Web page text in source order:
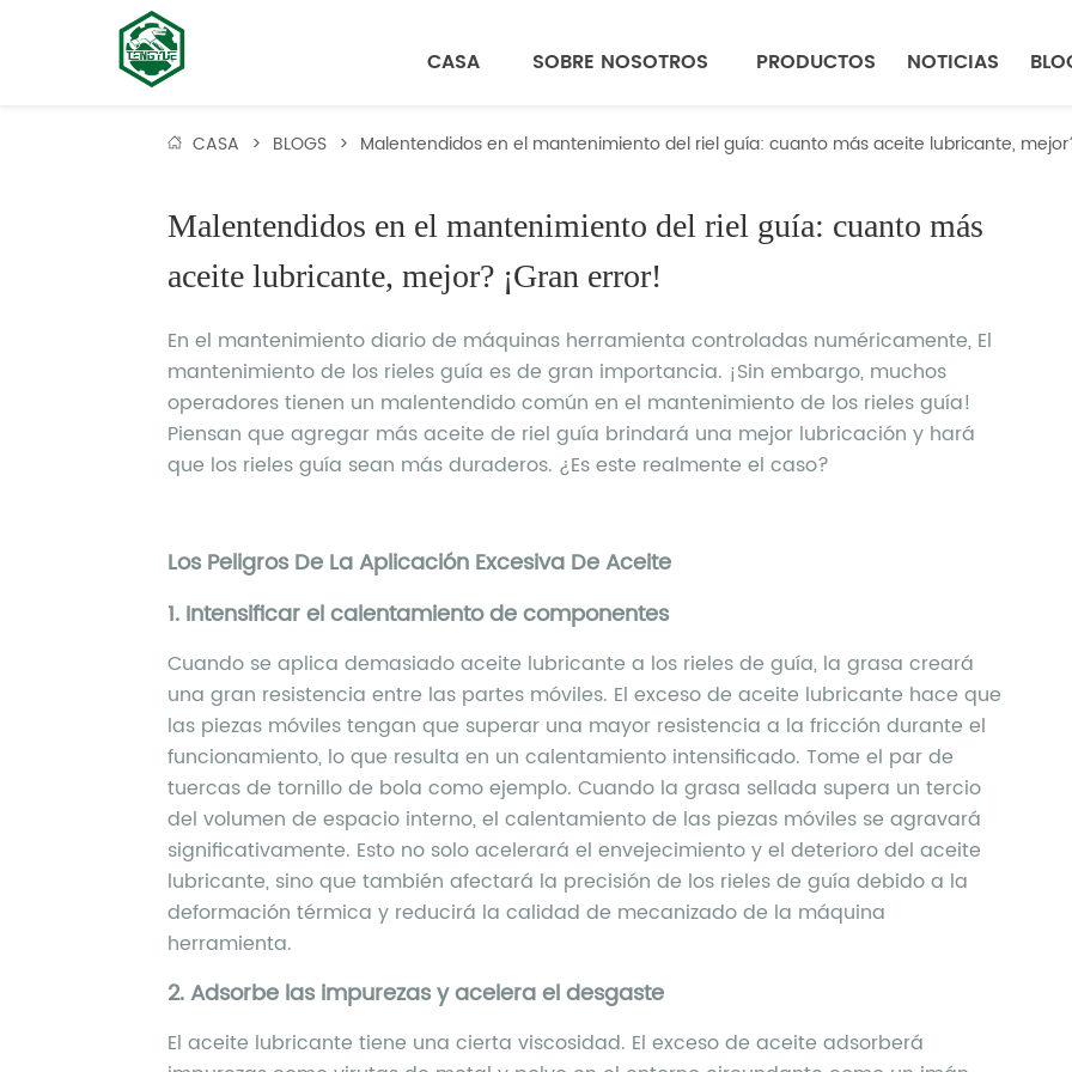
CASA SOBRE NOSOTROS PRODUCTOS NOTICIAS
CASA > BLOGS > Malentendidos en el mantenimiento del riel guía: cuanto más aceite lubricante,
Malentendidos en el mantenimiento del riel guía: cuanto más
aceite lubricante, mejor? ¡Gran error!